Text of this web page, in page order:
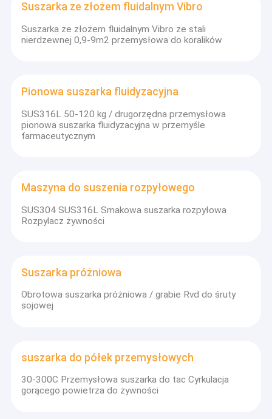
Produkty
Suszarka ze złożem fluidalnym Vibro
Suszarka ze złożem fluidalnym Vibro ze stali
nierdzewnej 0,9-9m2 przemysłowa do koralików
Pionowa suszarka fluidyzacyjna
SUS316L 50-120 kg / drugorzędna przemysłowa
pionowa suszarka fluidyzacyjna w przemyśle
farmaceutycznym
Maszyna do suszenia rozpyłowego
SUS304 SUS316L Smakowa suszarka rozpyłowa
Rozpylacz żywności
Suszarka próżniowa
Obrotowa suszarka próżniowa / grabie Rvd do śruty
sojowej
suszarka do półek przemysłowych
30-300C Przemysłowa suszarka do tac Cyrkulacja
gorącego powietrza do żywności
Jiangsu Yutong Drying Engineering Co., Ltd jest znanym
przedsiębiorstwem specjalizującym się w suszeniu,
mieszaniu, granulowaniu, odparowywaniu, zagęszczaniu i